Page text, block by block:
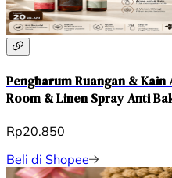
Pengharum Ruangan & Kain
Room & Linen Spray Anti
Rp20.850
Beli di Shopee